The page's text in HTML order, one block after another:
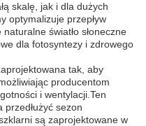
skalę, jak i dla dużych
optymalizuje przepływ
światło słoneczne
dla fotosyntezy i zdrowego
tak, aby
producentom
i wentylacji.Ten
sezon
są zaprojektowane w